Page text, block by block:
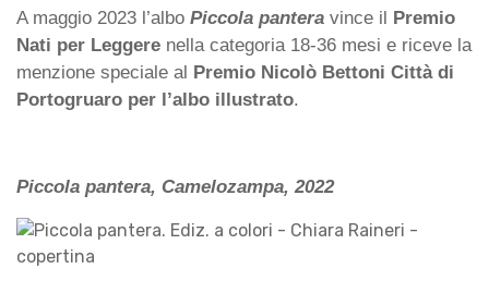
A maggio 2023 l’albo Piccola pantera vince il Premio
Nati per Leggere nella categoria 18-36 mesi e riceve la
menzione speciale al Premio Nicolò Bettoni Città di
Portogruaro per l’albo illustrato.
Piccola pantera, Camelozampa, 2022